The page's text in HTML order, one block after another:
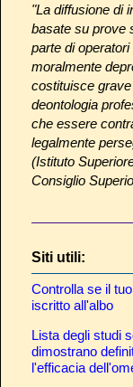
"La diffusione di
basate su prove
parte di
moralmente
costituisce
deontologia
che essere
legalmente
(Istituto
Consiglio
Siti utili:
Controlla se il
iscritto all'albo
Lista degli studi
dimostrano
l'efficacia